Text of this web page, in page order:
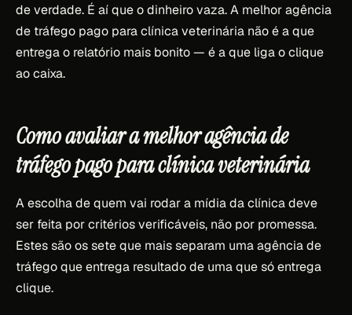
de verdade. É aí que o dinheiro vaza. A melhor agência
de tráfego pago para clínica veterinária não é a que
entrega o relatório mais bonito — é a que liga o clique
ao caixa.
Como avaliar a melhor agência de
tráfego pago para clínica veterinária
A escolha de quem vai rodar a mídia da clínica deve
ser feita por critérios verificáveis, não por promessa.
Estes são os sete que mais separam uma agência de
tráfego que entrega resultado de uma que só entrega
clique.